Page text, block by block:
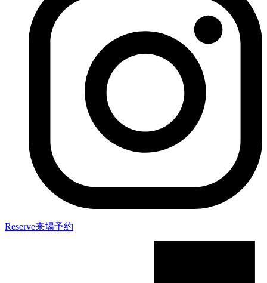
Reserve来場予約